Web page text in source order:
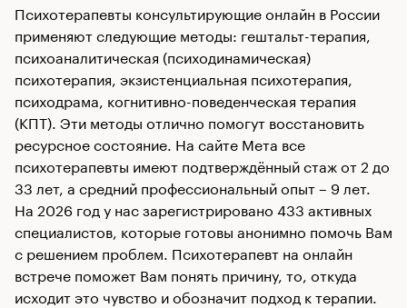
Психотерапевты консультирующие онлайн в России
применяют следующие методы: гештальт-терапия,
психоаналитическая (психодинамическая)
психотерапия, экзистенциальная психотерапия,
психодрама, когнитивно-поведенческая терапия
(КПТ). Эти методы отлично помогут восстановить
ресурсное состояние. На сайте Мета все
психотерапевты имеют подтверждённый стаж от 2 до
33 лет, а средний профессиональный опыт – 9 лет.
На 2026 год у нас зарегистрировано 433 активных
специалистов, которые готовы анонимно помочь Вам
с решением проблем. Психотерапевт на онлайн
встрече поможет Вам понять причину, то, откуда
исходит это чувство и обозначит подход к терапии.